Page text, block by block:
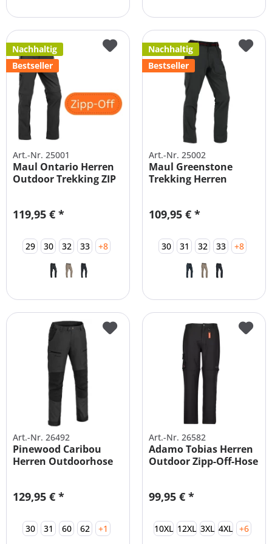
Nachhaltig
Bestseller
Art.-Nr. 25001
Maul Ontario Herren
Outdoor Trekking ZIP
119,95 € *
29 30 32 33 +8
Nachhaltig
Bestseller
Art.-Nr. 25002
Maul Greenstone
Trekking Herren
109,95 € *
30 31 32 33 +8
Art.-Nr. 26492
Pinewood Caribou
Herren Outdoorhose
129,95 € *
30 31 60 62 +1
Art.-Nr. 26582
Adamo Tobias Herren
Outdoor Zipp-Off-Hose
99,95 € *
10XL 12XL 3XL 4XL +6